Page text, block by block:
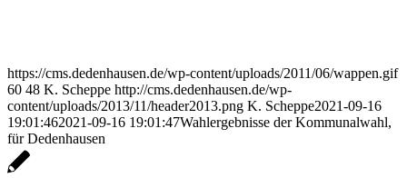
https://cms.dedenhausen.de/wp-content/uploads/2011/06/wappen.gif
60 48 K. Scheppe http://cms.dedenhausen.de/wp-
content/uploads/2013/11/header2013.png K. Scheppe2021-09-16
19:01:462021-09-16 19:01:47Wahlergebnisse der Kommunalwahl,
für Dedenhausen